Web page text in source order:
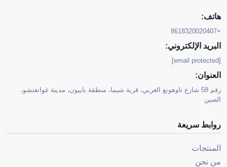
هاتف:
+8618320020407
البريد الإلكتروني:
[email protected]
العنوان:
رقم 58 شارع تاوهونغ الغربي، قرية شيما، منطقة باييون، مدينة غوانغتشو،
الصين
روابط سريعة
المنتجات
من نحن